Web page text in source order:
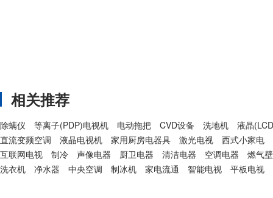
相关推荐
除螨仪 等离子(PDP)电视机 电动拖把 CVD设备 洗地机
液晶
直流变频空调
液晶电视机 家用厨房电器具 激光电视
西式小家电
互联网电视
制冷 声像电器 厨卫电器 清洁电器 空调电器
燃气
洗衣机
净水器 中央空调 制冰机 家电流通 智能电视 平板电视